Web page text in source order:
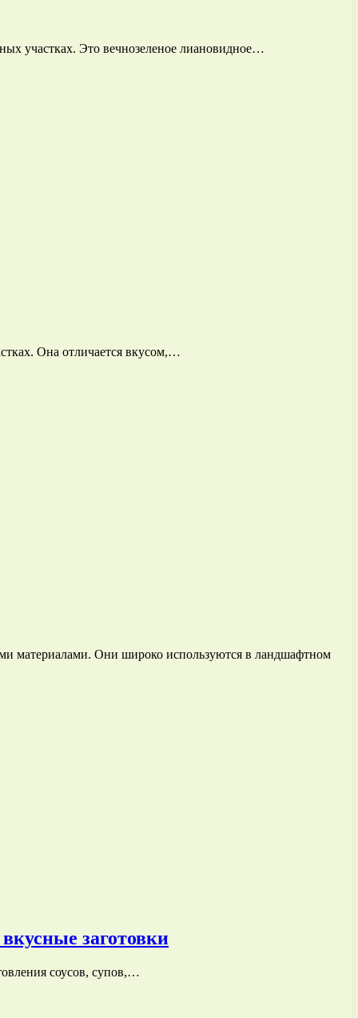
участках. Это вечнозеленое лиановидное…
Она отличается вкусом,…
материалами. Они широко используются в ландшафтном
заготовки
соусов, супов,…